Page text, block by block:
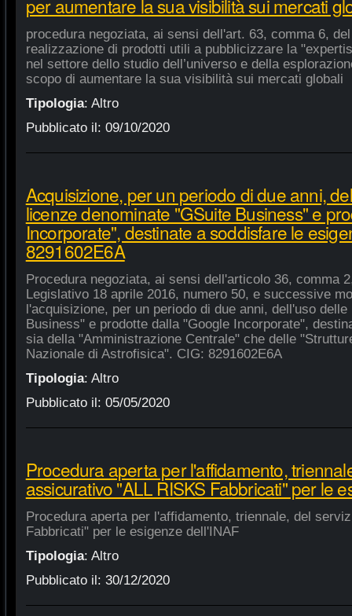
per aumentare la sua visibilità sui mercati
procedura negoziata, ai sensi dell'art. 63, comma 6,
realizzazione di prodotti utili a pubblicizzare la
nel settore dello studio dell’universo e della
scopo di aumentare la sua visibilità sui mercati globali
Tipologia: Altro
Pubblicato il: 09/10/2020
Acquisizione, per un periodo di due anni,
licenze denominate "GSuite Business" e
Incorporate", destinate a soddisfare le
8291602E6A
Procedura negoziata, ai sensi dell'articolo 36, comma
Legislativo 18 aprile 2016, numero 50, e successive
l'acquisizione, per un periodo di due anni, dell'uso
Business" e prodotte dalla "Google Incorporate",
sia della "Amministrazione Centrale" che delle
Nazionale di Astrofisica". CIG: 8291602E6A
Tipologia: Altro
Pubblicato il: 05/05/2020
Procedura aperta per l'affidamento,
assicurativo "ALL RISKS Fabbricati" per le
Procedura aperta per l'affidamento, triennale, del
Fabbricati" per le esigenze dell'INAF
Tipologia: Altro
Pubblicato il: 30/12/2020